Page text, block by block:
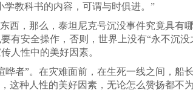
学教科书的内容，可谓与时俱进。”
西，那么，泰坦尼克号沉没事件究竟具有
安全操作，否则，世界上没有“永不沉没
人性中的美好因素。
者”。在灾难面前，在生死一线之间，船
这种人性的美好因素，无论怎么赞扬都不为